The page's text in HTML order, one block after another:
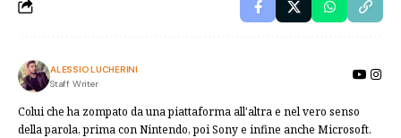
ALESSIO LUCHERINI
Staff Writer
Colui che ha zompato da una piattaforma all'altra e nel vero senso
della parola, prima con Nintendo, poi Sony e infine anche Microsoft.